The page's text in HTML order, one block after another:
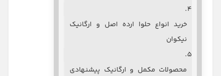
خرید انواع حلوا ارده اصل و ارگانیک
نیکوان
محصولات مکمل و ارگانیک پیشنهادی